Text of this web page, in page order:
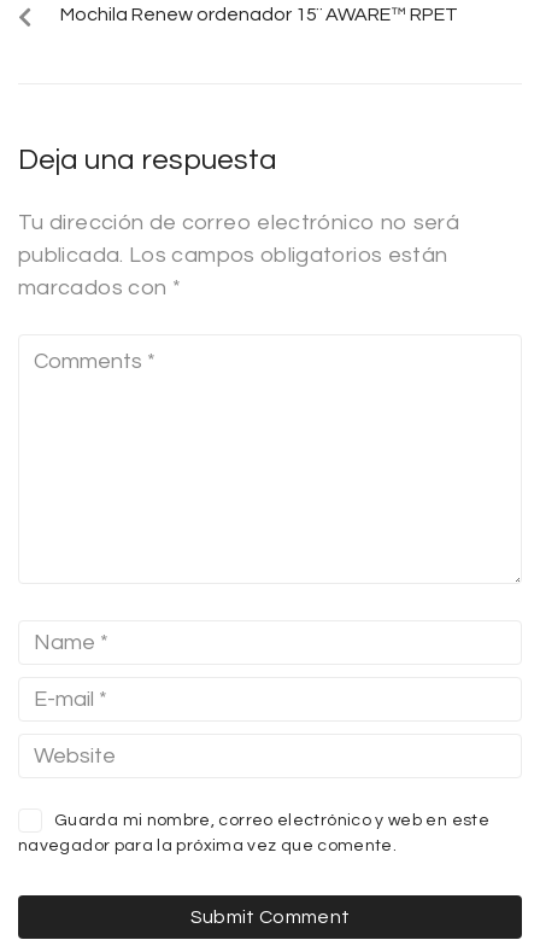
Mochila Renew ordenador 15¨ AWARE™ RPET
Deja una respuesta
Tu dirección de correo electrónico no será
publicada. Los campos obligatorios están
marcados con *
Guarda mi nombre, correo electrónico y web en este
navegador para la próxima vez que comente.